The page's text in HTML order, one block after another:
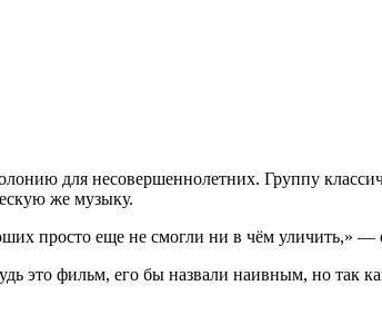
для несовершеннолетних. Группу
же музыку.
просто еще не смогли ни в чём уличить,» —
это фильм, его бы назвали наивным, но так